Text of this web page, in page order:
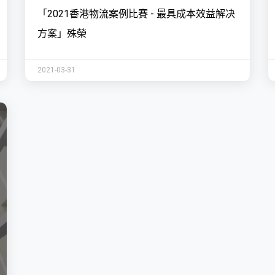
「2021香港物流案例比賽 - 最具成本效益解决
方案」殊榮
2021-03-31